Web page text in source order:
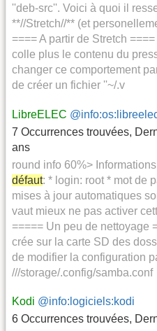
''deb-src''. Voici à quoi il
**//Stretch//** (et
==== A partir de Stretch
colle plus le contenu du
changer ce comportement
de créer un fichier ''~/.v
LibreELEC
7 Occurrences trouvées,
ans
round info 60%>
défaut: * login: root * mot de
mises à jour automatiques
vaut mieux ne pas activer
===== Un peu de nettoyage
crée sur la carte SD des
de modifier la configuration
///storage/.config/samba.conf
Kodi @info:logiciels:kodi
6 Occurrences trouvées,